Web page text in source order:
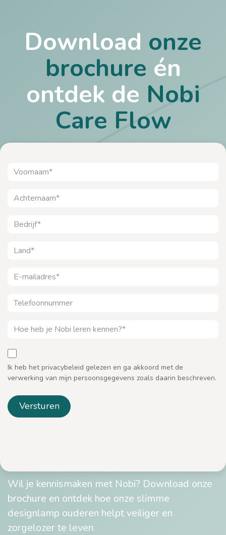
Download onze
brochure én
ontdek de Nobi
Care Flow
Ik heb het privacybeleid gelezen en ga akkoord met de
verwerking van mijn persoonsgegevens zoals daarin beschreven.
Versturen
Wil je kennismaken met Nobi? Download onze
brochure en ontdek hoe onze slimme
designlamp ouderen helpt veiliger en
zorgelozer te leven.